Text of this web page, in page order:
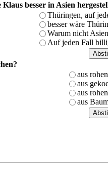
besser in Asien
Thüringen, auf
besser wäre
Warum nicht
Auf jeden Fall
aus
aus
aus
aus